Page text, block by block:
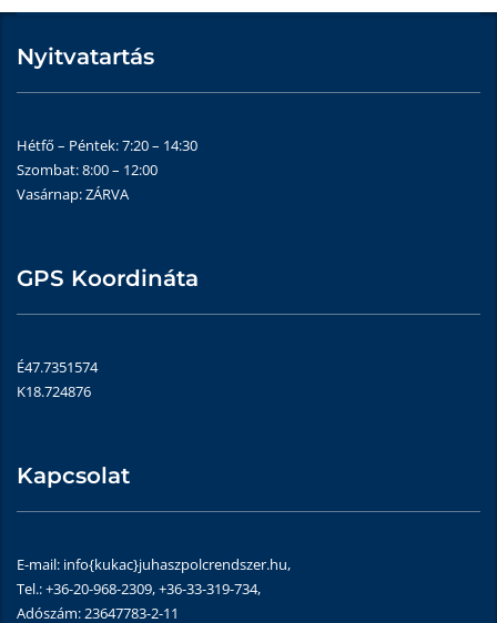
Nyitvatartás
Hétfő – Péntek: 7:20 – 14:30
Szombat: 8:00 – 12:00
Vasárnap: ZÁRVA
GPS Koordináta
É47.7351574
K18.724876
Kapcsolat
E-mail: info{kukac}juhaszpolcrendszer.hu,
Tel.: +36-20-968-2309, +36-33-319-734,
Adószám: 23647783-2-11